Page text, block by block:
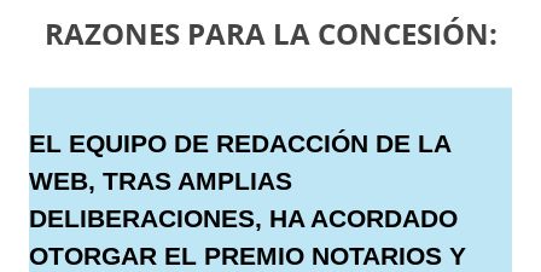
RAZONES PARA LA CONCESIÓN:
EL EQUIPO DE REDACCIÓN DE LA
WEB, TRAS AMPLIAS
DELIBERACIONES, HA ACORDADO
OTORGAR EL PREMIO NOTARIOS Y